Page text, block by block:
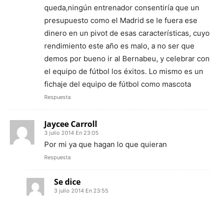
queda,ningún entrenador consentiría que un
presupuesto como el Madrid se le fuera ese
dinero en un pivot de esas características, cuyo
rendimiento este año es malo, a no ser que
demos por bueno ir al Bernabeu, y celebrar con
el equipo de fútbol los éxitos. Lo mismo es un
fichaje del equipo de fútbol como mascota
Respuesta
Jaycee Carroll
3 julio 2014 En 23:05
Por mi ya que hagan lo que quieran
Respuesta
Se dice
3 julio 2014 En 23:55